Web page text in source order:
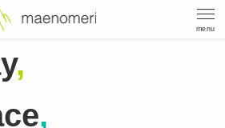
menu
,
,